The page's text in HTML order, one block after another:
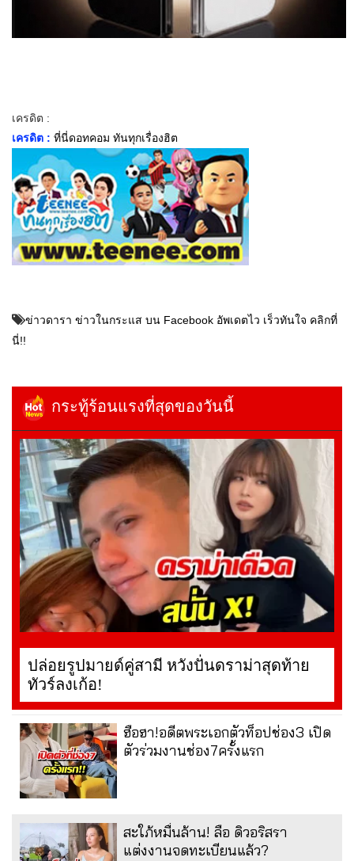
เครดิต :
เครดิต : ที่นี่ดอทคอม ทันทุกเรื่องฮิต
ข่าวดารา ข่าวในกระแส บน Facebook อัพเดตไว เร็วทันใจ คลิกที่
นี่!!
กระทู้ร้อนแรงที่สุดของวันนี้
ปล่อยรูปมายด์คู่สามี หวังปั่นดราม่าสุดท้าย
ทัวร์ลงเก้อ!
ฮือฮา!อดีตพระเอกตัวท็อปช่อง3 เปิด
ตัวร่วมงานช่อง7ครั้งแรก
สะใภ้หมื่นล้าน! ลือ ดิวอริสรา
แต่งงานจดทะเบียนแล้ว?